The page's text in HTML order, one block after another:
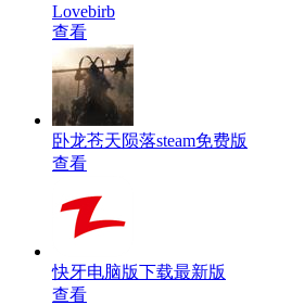
Lovebirb
查看
卧龙苍天陨落steam免费版
查看
快牙电脑版下载最新版
查看